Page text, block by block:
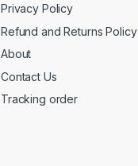
Privacy Policy
Refund and Returns Policy
About
Contact Us
Tracking order